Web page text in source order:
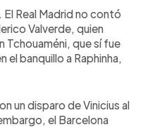
Real Madrid no contó
Valverde, quien
Tchouaméni, que sí fue
el banquillo a Raphinha,
un disparo de Vinicius al
el Barcelona